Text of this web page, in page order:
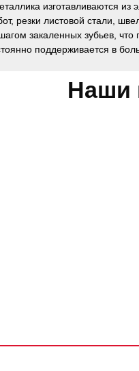
изготавливаются
резки листовой стали,
закаленных зубьев, что
поддерживается в
Наши